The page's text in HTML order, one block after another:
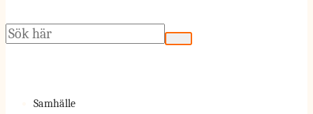
Sök
Samhälle